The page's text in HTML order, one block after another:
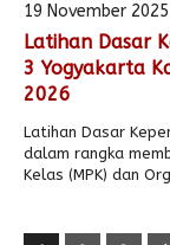
19 November 2025
Latihan Dasar
3 Yogyakarta
2026
Latihan Dasar
dalam rangka
Kelas (MPK) dan